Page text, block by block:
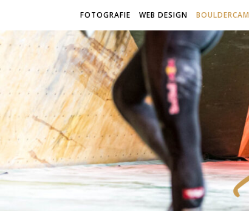
FOTOGRAFIE WEB DESIGN BOULDERCAM